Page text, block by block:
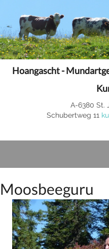
Hoangascht -
A-6380 St.
Schubertweg 11
Moosbeeguru